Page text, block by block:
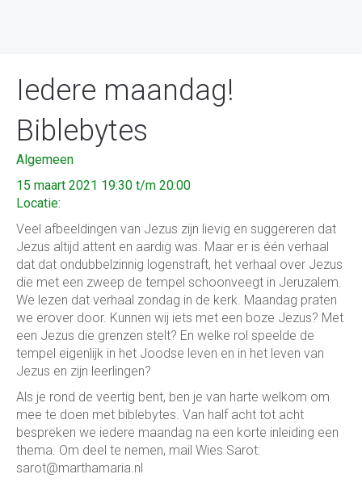
Iedere maandag!
Biblebytes
Algemeen
15 maart 2021 19:30 t/m 20:00
Locatie:
Veel afbeeldingen van Jezus zijn lievig en suggereren dat
Jezus altijd attent en aardig was. Maar er is één verhaal
dat dat ondubbelzinnig logenstraft, het verhaal over Jezus
die met een zweep de tempel schoonveegt in Jeruzalem.
We lezen dat verhaal zondag in de kerk. Maandag praten
we erover door. Kunnen wij iets met een boze Jezus? Met
een Jezus die grenzen stelt? En welke rol speelde de
tempel eigenlijk in het Joodse leven en in het leven van
Jezus en zijn leerlingen?
Als je rond de veertig bent, ben je van harte welkom om
mee te doen met biblebytes. Van half acht tot acht
bespreken we iedere maandag na een korte inleiding een
thema. Om deel te nemen, mail Wies Sarot:
sarot@marthamaria.nl